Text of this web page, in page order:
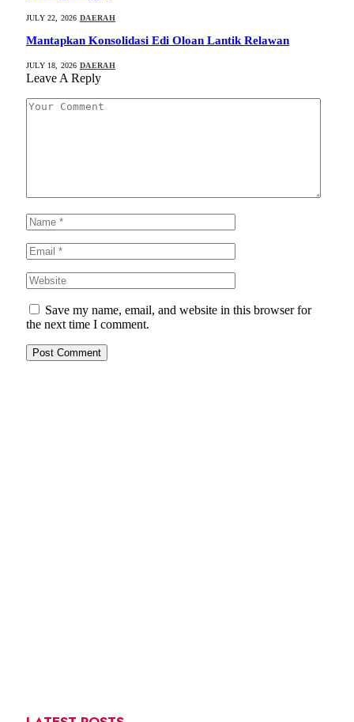
JULY 22, 2026 DAERAH
Mantapkan Konsolidasi Edi Oloan Lantik Relawan
JULY 18, 2026 DAERAH
Leave A Reply
Save my name, email, and website in this browser for
the next time I comment.